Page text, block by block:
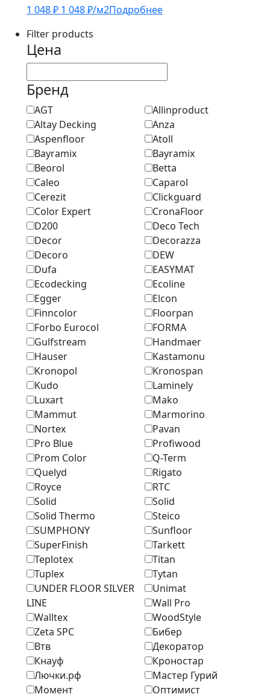
1 048₽ 1 048₽/м2Подробнее
Filter products
Цена
Бренд
AGT
Allinproduct
Altay Decking
Anza
Aspenfloor
Atoll
Bayramix
Bayramix
Beorol
Betta
Caleo
Caparol
Cerezit
Clickguard
Color Expert
CronaFloor
D200
Deco Tech
Decor
Decorazza
Decoro
DEW
Dufa
EASYMAT
Ecodecking
Ecoline
Egger
Elcon
Finncolor
Floorpan
Forbo Eurocol
FORMA
Gulfstream
Handmaer
Hauser
Kastamonu
Kronopol
Kronospan
Kudo
Laminely
Luxart
Mako
Mammut
Marmоrino
Nortex
Pavan
Pro Blue
Profiwood
Prom Color
Q-Term
Quelyd
Rigato
Royce
RTC
Solid
Solid
Solid Thermo
Steico
SUMPHONY
Sunfloor
SuperFinish
Tarkett
Teplotex
Titan
Tuplex
Tytan
UNDER FLOOR SILVER
LINE
Unimat
Wall Pro
Walltex
WoodStyle
Zeta SPC
Бибер
Втв
Декоратор
Кнауф
Кроностар
Лючки.рф
Мастер Гурий
Момент
Оптимист